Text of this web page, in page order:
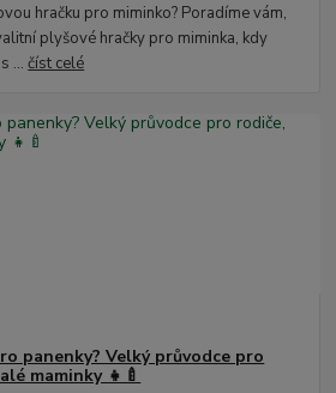
hračku pro miminko? Poradíme vám,
plyšové hračky pro miminka, kdy
...číst celé
panenky? Velký průvodce pro
maminky 👧🍼